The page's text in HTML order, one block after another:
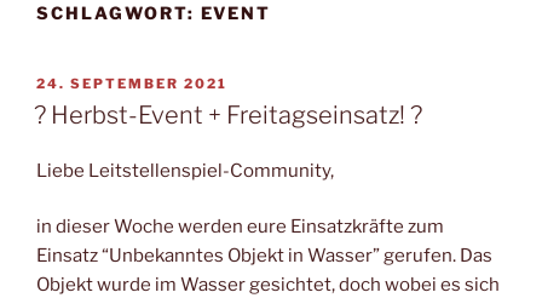
SCHLAGWORT: EVENT
VERÖFFENTLICHT
AM
24. SEPTEMBER 2021
? Herbst-Event + Freitagseinsatz! ?
Liebe Leitstellenspiel-Community,
in dieser Woche werden eure Einsatzkräfte zum
Einsatz “Unbekanntes Objekt in Wasser” gerufen. Das
Objekt wurde im Wasser gesichtet, doch wobei es sich